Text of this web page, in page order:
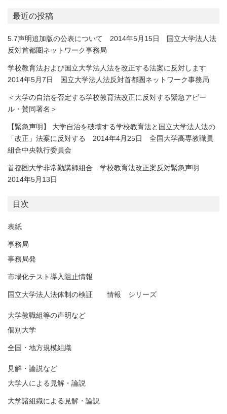
最近の投稿
5.7声明追加版の公表について 2014年5月15日 国立大学法人法
反対首都圏ネットワーク事務局
学校教育法および国立大学法人法を改正する法案に反対します
2014年5月7日 国立大学法人法反対首都圏ネットワーク事務局
＜大学の自治を否定する学校教育法改正に反対する緊急アピー
ル・賛同署名＞
【緊急声明】 大学自治を破壊する学校教育法と国立大学法人法の
「改正」法案に反対する 2014年4月25日 全国大学高専教職員
組合中央執行委員会
首都圏大学非常勤講師組合 学校教育法改正案反対緊急声明
2014年5月13日
目次
表紙
事務局
事務局発
市場化テスト導入阻止情報
国立大学法人法体制の検証 情報 シリーズ
大学教職組等の声明など
個別大学
全国・地方規模組織
見解・論説など
大学人による見解・論説
大学諸組織による見解・論説